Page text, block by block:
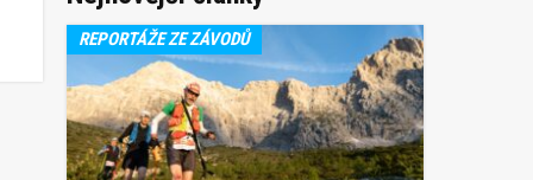
REPORTÁŽE ZE ZÁVODŮ